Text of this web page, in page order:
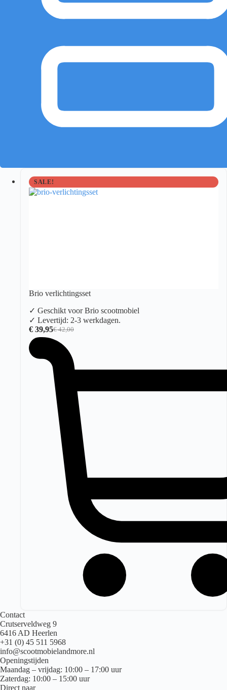
SALE!
Brio verlichtingsset
✓ Geschikt voor Brio scootmobiel
✓ Levertijd: 2-3 werkdagen.
€42,00
Oorspronkelijke
prijs
€ 42,00.
€ 39,95Huidige
prijs
€ 39,95.
Contact
Crutserveldweg 9
6416 AD Heerlen
+31 (0) 45 511 5968
info@scootmobielandmore.nl
Openingstijden
Maandag – vrijdag: 10:00 – 17:00 uur
Zaterdag: 10:00 – 15:00 uur
Direct naar